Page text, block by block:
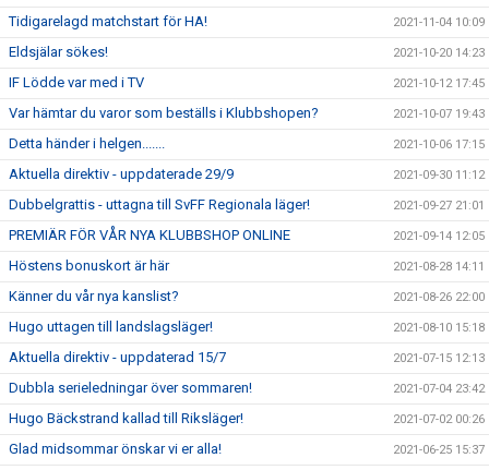
Tidigarelagd matchstart för HA! 2021-11-04 10:09
Eldsjälar sökes! 2021-10-20 14:23
IF Lödde var med i TV 2021-10-12 17:45
Var hämtar du varor som beställs i Klubbshopen? 2021-10-07 19:43
Detta händer i helgen....... 2021-10-06 17:15
Aktuella direktiv - uppdaterade 29/9 2021-09-30 11:12
Dubbelgrattis - uttagna till SvFF Regionala läger! 2021-09-27 21:01
PREMIÄR FÖR VÅR NYA KLUBBSHOP ONLINE 2021-09-14 12:05
Höstens bonuskort är här 2021-08-28 14:11
Känner du vår nya kanslist? 2021-08-26 22:00
Hugo uttagen till landslagsläger! 2021-08-10 15:18
Aktuella direktiv - uppdaterad 15/7 2021-07-15 12:13
Dubbla serieledningar över sommaren! 2021-07-04 23:42
Hugo Bäckstrand kallad till Riksläger! 2021-07-02 00:26
Glad midsommar önskar vi er alla! 2021-06-25 15:37